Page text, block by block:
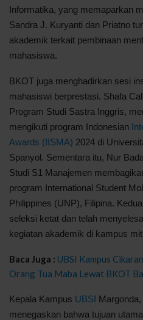
Informatika, yang memaparkan
Sandra J. Kuryanti dan Priatno
akademik terkait pembinaan
mahasiswa.
BKOT juga menghadirkan sesi
mahasiswi berprestasi. Shafa
Program Studi Sastra Inggris,
mengikuti program Indonesian
Awards (IISMA) 2024 di
Spanyol. Sementara itu, Nur
Studi S1 Manajemen
program International Student
Philippines (UNP), Filipina.
seleksi ketat dan telah
kegiatan akademik di kampus
Baca Juga : UBSI Kampus
Orang Tua Maba Lewat BKOT
Kepala Kampus UBSI
menegaskan bahwa tujuan